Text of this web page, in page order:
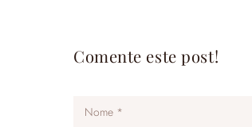
Comente este post!